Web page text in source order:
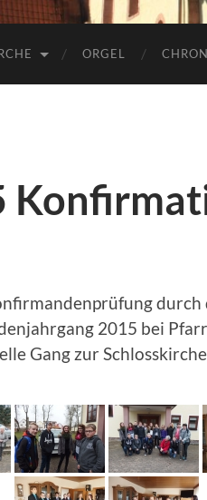
ORGEL
2015 bei
Gang zur